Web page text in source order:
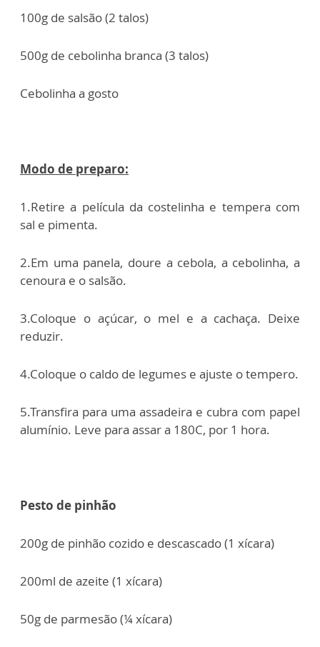
100g de salsão (2 talos)
500g de cebolinha branca (3 talos)
Cebolinha a gosto
Modo de preparo:
1.Retire a película da costelinha e tempera com
sal e pimenta.
2.Em uma panela, doure a cebola, a cebolinha, a
cenoura e o salsão.
3.Coloque o açúcar, o mel e a cachaça. Deixe
reduzir.
4.Coloque o caldo de legumes e ajuste o tempero.
5.Transfira para uma assadeira e cubra com papel
alumínio. Leve para assar a 180C, por 1 hora.
Pesto de pinhão
200g de pinhão cozido e descascado (1 xícara)
200ml de azeite (1 xícara)
50g de parmesão (¼ xícara)